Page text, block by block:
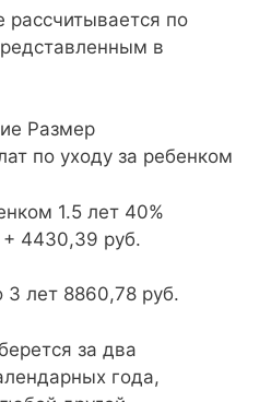
рассчитывается по
в
Размер
по уходу за ребенком
1.5 лет 40%
+ 4430,39 руб.
3 лет 8860,78 руб.
за два
года,